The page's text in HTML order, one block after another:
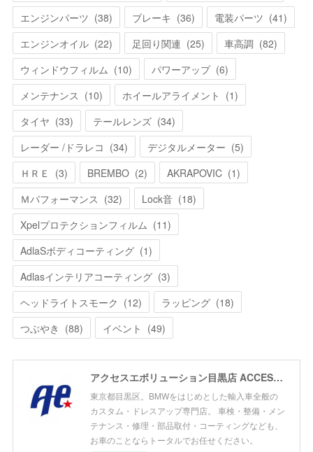
エンジンパーツ (38) ブレーキ (36) 電装パーツ (41)
エンジンオイル (22) 足回り関連 (25) 車高調 (82)
ウィンドウフィルム (10) パワーアップ (6)
メンテナンス (10) ホイールアライメント (1)
タイヤ (33) テールレンズ (34)
レーダー /ドラレコ (34) デジタルメーター (5)
ＨＲＥ
(3) BREMBO (2) AKRAPOVIC (1)
Ｍパフォーマンス (32) Lock音 (18)
Xpelプロテクションフィルム (11)
AdlaSボディコーティング (1)
Adlasインテリアコーティング (3)
ヘッドライトスモーク (12) ラッピング (18)
つぶやき (88) イベント (49)
アクセスエボリューション目黒店 ACCESS EVOLUTION MEGURO
東京都目黒区。BMWをはじめとした輸入車全般の
カスタム・ドレスアップ専門店。 車検・整備・メン
テナンス・修理・部品取付・コーティングなども、
お車のことならトータルでお任せください。